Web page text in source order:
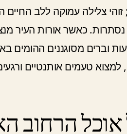
צלילה עמוקה ללב
כאשר אורות העיר
וברים מסוגננים
טעמים אותנטיים
הרחוב